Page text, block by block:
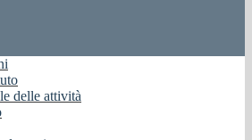
delle attività